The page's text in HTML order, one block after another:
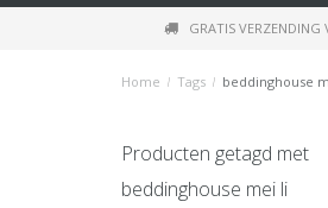
GRATIS VERZENDING
Home / Tags / beddinghouse
Producten getagd met
beddinghouse mei li